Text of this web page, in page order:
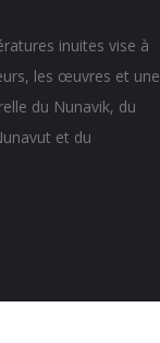
inuites vise à
les œuvres et une
du Nunavik, du
et du